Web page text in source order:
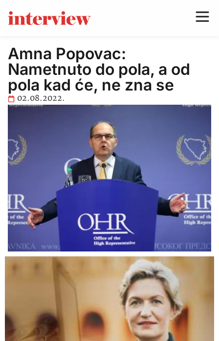
Amna Popovac:
Nametnuto do pola, a od
pola kad će, ne zna se
02.08.2022.